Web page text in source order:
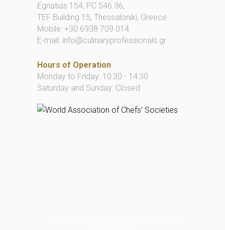
Egnatias 154, PC 546 36,
TEF Building 15, Thessaloniki, Greece
Mobile: +30 6938 709 014
E-mail: info@culinaryprofessionals.gr
Hours of Operation
Monday to Friday: 10:30 - 14:30
Saturday and Sunday: Closed